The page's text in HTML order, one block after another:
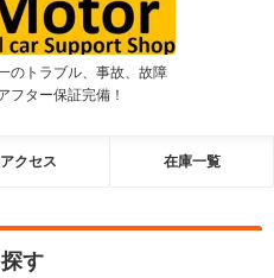
のトラブル、事故、故障
フター保証完備！
クセス 在庫一覧
す